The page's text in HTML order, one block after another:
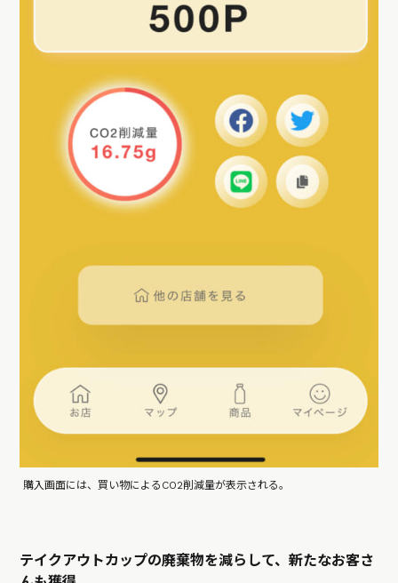
購入画面には、買い物によるCO2削減量が表示される。
テイクアウトカップの廃棄物を減らして、新たなお客さ